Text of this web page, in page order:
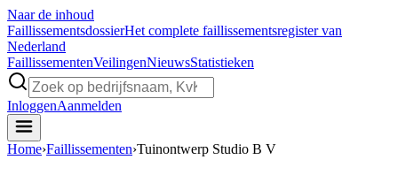
Naar de inhoud
FaillissementsdossierHet complete faillissementsregister van
Nederland
FaillissementenVeilingenNieuwsStatistieken
InloggenAanmelden
Home›Faillissementen›Tuinontwerp Studio B V